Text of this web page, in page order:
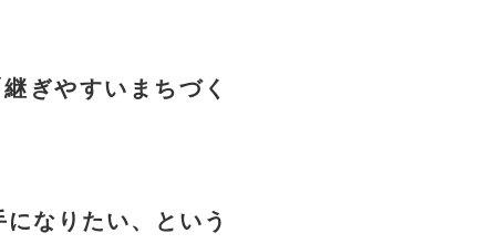
ぎやすいまちづく
なりたい、という